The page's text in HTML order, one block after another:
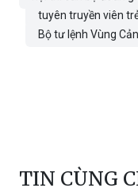
tuyên truyền viên
Bộ tư lệnh Vùng
TIN CÙNG